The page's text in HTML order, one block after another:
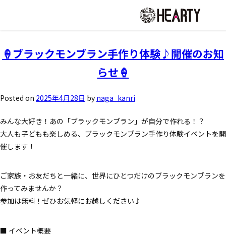
お知らせ
店舗について
会社について
Instagram
🍦ブラックモンブラン手作り体験♪開催のお知
らせ🍦
Posted on 2025年4月28日 by naga_kanri
みんな大好き！あの「ブラックモンブラン」が自分で作れる！？
大人も子どもも楽しめる、ブラックモンブラン手作り体験イベントを開
催します！
ご家族・お友だちと一緒に、世界にひとつだけのブラックモンブランを
作ってみませんか？
参加は無料！ぜひお気軽にお越しください♪
■ イベント概要